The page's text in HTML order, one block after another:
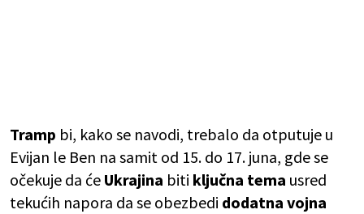
Tramp bi, kako se navodi, trebalo da otputuje u
Evijan le Ben na samit od 15. do 17. juna, gde se
očekuje da će Ukrajina biti ključna tema usred
tekućih napora da se obezbedi dodatna vojna